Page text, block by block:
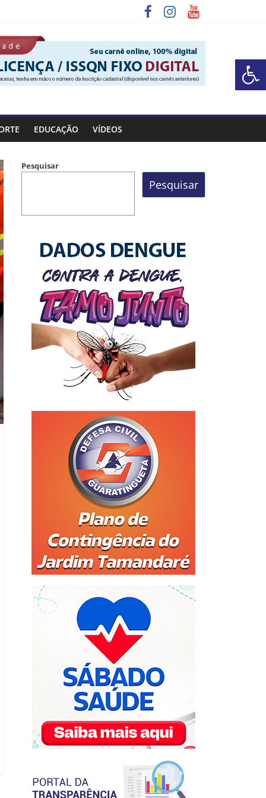
Barra de Ferramentas Aberta
Rocinha
EDUCAÇÃO VÍDEOS
Pesquisar
Pesquisar